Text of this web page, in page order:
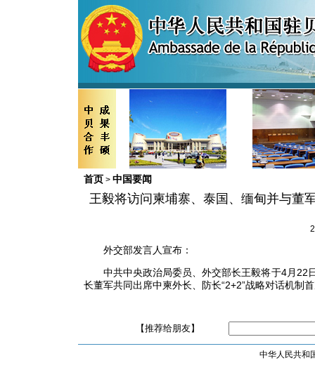
首页 > 中国要闻
王毅将访问柬埔寨、泰国、缅甸并与董
外交部发言人宣布：
中共中央政治局委员、外交部长王毅将于4月22
长董军共同出席中柬外长、防长“2+2”战略对话机制
【推荐给朋友】
中华人民共和